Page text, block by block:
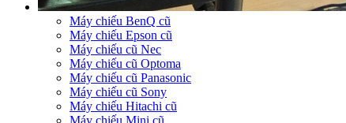
Máy chiếu BenQ cũ
Máy chiếu Epson cũ
Máy chiếu cũ Nec
Máy chiếu cũ Optoma
Máy chiếu cũ Panasonic
Máy chiếu cũ Sony
Máy chiếu Hitachi cũ
Máy chiếu Mini cũ